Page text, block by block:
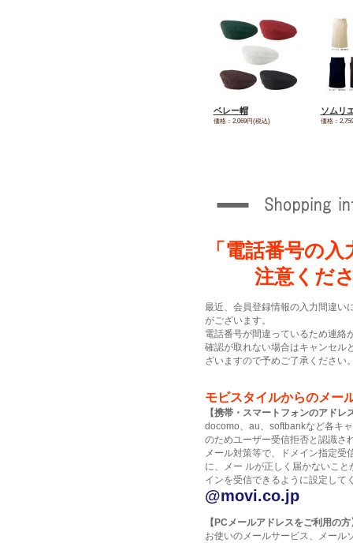
ベレー帽
価格：2,069円(税込)
ソムリ
価格：
「電話番号の
注意くだ
最近、会員登録情報の入力間違い
がございます。
電話番号が間違っているため連絡
確認が取れない場合はキャンセル
ざいますので予めご了承ください
モビスタイルからのメー
【携帯・スマートフォンのアドレ
docomo、au、softbankなど各キ
のためユーザー受信拒否と認識さ
メール対策等で、ドメイン指定受
に、メー ルが正しく届かないこ
インを受信できるように設定して
@movi.co.jp
【PCメールアドレスをご利用の方
お使いのメールサービス、メール